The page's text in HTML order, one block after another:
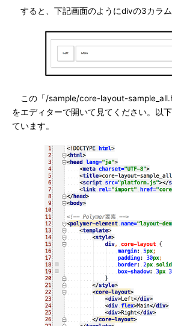
すると、下記画面のようにdivの3カラム
この「/sample/core-layout-
をエディターで開いて見てください。以
ています。